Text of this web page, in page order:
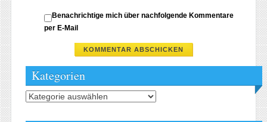
Benachrichtige mich über nachfolgende Kommentare
per E-Mail
Kategorien
Kategorien